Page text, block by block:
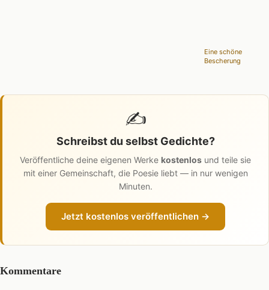
Eine schöne
Bescherung
✍️
Schreibst du selbst Gedichte?
Veröffentliche deine eigenen Werke kostenlos und teile sie
mit einer Gemeinschaft, die Poesie liebt — in nur wenigen
Minuten.
Jetzt kostenlos veröffentlichen →
Kommentare